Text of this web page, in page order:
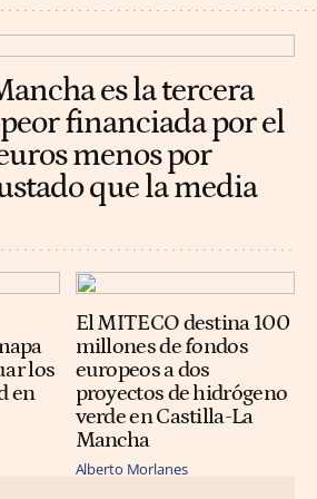
es la tercera
financiada por el
menos por
que la media
los
en
El MITECO destina 100
millones de fondos
europeos a dos
proyectos de hidrógeno
verde en Castilla-La
Mancha
Alberto Morlanes